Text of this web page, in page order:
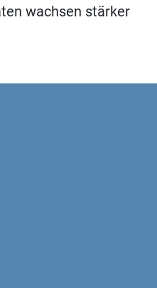
wachsen stärker